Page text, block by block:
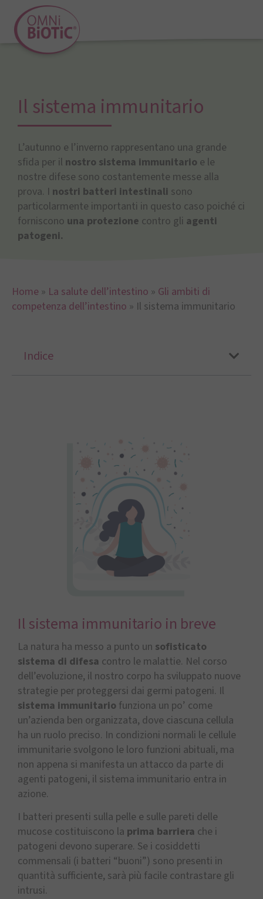
Il sistema immunitario
L’autunno e l’inverno rappresentano una grande
sfida per il nostro sistema immunitario e le
nostre difese sono costantemente messe alla
prova. I nostri batteri intestinali sono
particolarmente importanti in questo caso poiché ci
forniscono una protezione contro gli agenti
patogeni.
Home » La salute dell’intestino » Gli ambiti di
competenza dell’intestino » Il sistema immunitario
Indice
Il sistema immunitario in breve
La natura ha messo a punto un sofisticato
sistema di difesa contro le malattie. Nel corso
dell’evoluzione, il nostro corpo ha sviluppato nuove
strategie per proteggersi dai germi patogeni. Il
sistema immunitario funziona un po’ come
un’azienda ben organizzata, dove ciascuna cellula
ha un ruolo preciso. In condizioni normali le cellule
immunitarie svolgono le loro funzioni abituali, ma
non appena si manifesta un attacco da parte di
agenti patogeni, il sistema immunitario entra in
azione.
I batteri presenti sulla pelle e sulle pareti delle
mucose costituiscono la prima barriera che i
patogeni devono superare. Se i cosiddetti
commensali (i batteri “buoni”) sono presenti in
quantità sufficiente, sarà più facile contrastare gli
intrusi.